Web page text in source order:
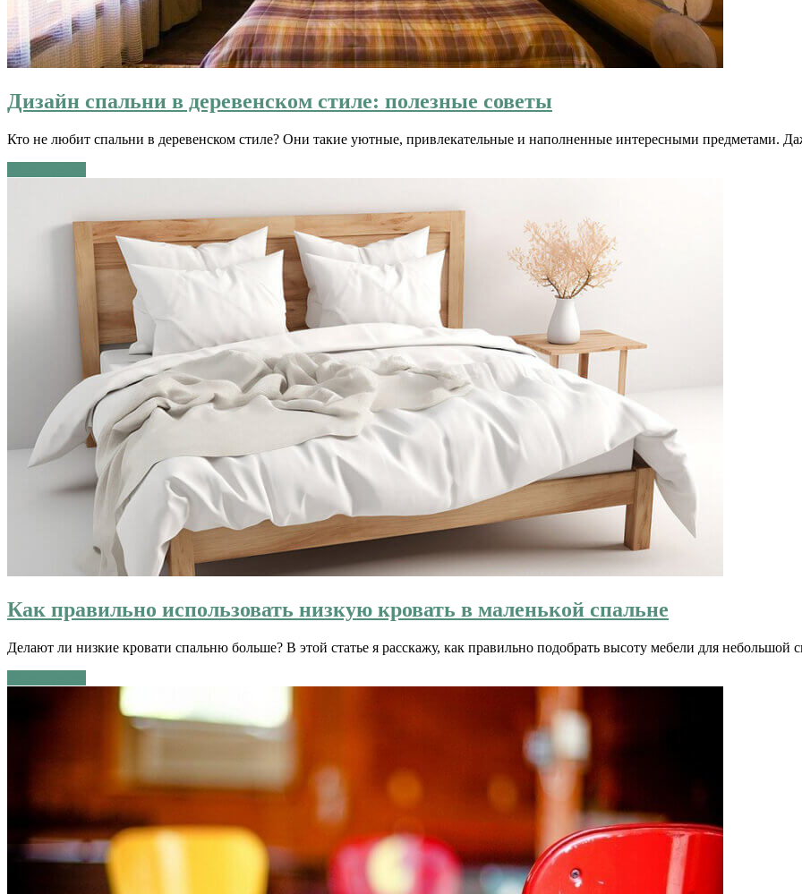
Дизайн спальни в деревенском стиле: полезные советы
Кто не любит спальни в деревенском стиле? Они такие уютные, привлекательные и наполненные интересными предметами.
Как правильно использовать низкую кровать в маленькой спальне
Делают ли низкие кровати спальню больше? В этой статье я расскажу, как правильно подобрать высоту мебели для небольшой